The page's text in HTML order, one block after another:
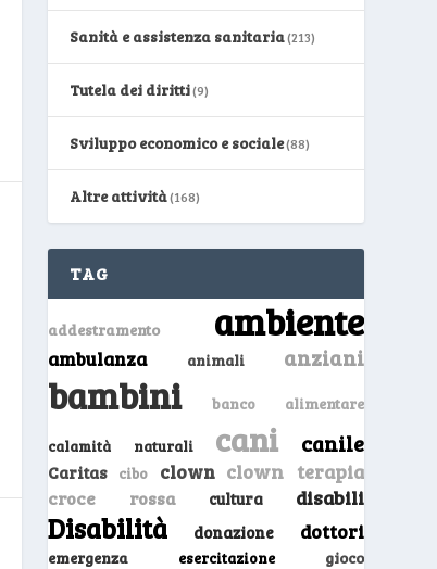
Sanità e assistenza sanitaria(213)
Tutela dei diritti(9)
Sviluppo economico e sociale(88)
Altre attività(168)
TAG
addestramento ambiente
ambulanza animali anziani
bambini banco alimentare
calamità naturali cani canile
Caritas cibo clown clown terapia
croce rossa cultura disabili
Disabilità donazione dottori
emergenza esercitazione gioco